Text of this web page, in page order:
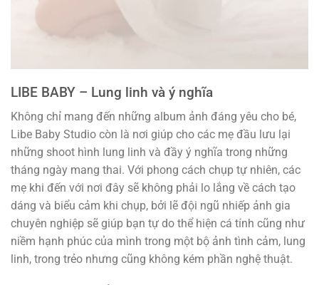
LIBE BABY – Lung linh và ý nghĩa
Không chỉ mang đến những album ảnh đáng yêu cho bé,
Libe Baby Studio còn là nơi giúp cho các mẹ đầu lưu lại
những shoot hình lung linh và đầy ý nghĩa trong những
tháng ngày mang thai. Với phong cách chụp tự nhiên, các
mẹ khi đến với nơi đây sẽ không phải lo lắng về cách tạo
dáng và biểu cảm khi chụp, bởi lẽ đội ngũ nhiếp ảnh gia
chuyên nghiệp sẽ giúp bạn tự do thể hiện cá tính cũng như
niềm hạnh phúc của mình trong một bộ ảnh tình cảm, lung
linh, trong trẻo nhưng cũng không kém phần nghệ thuật.